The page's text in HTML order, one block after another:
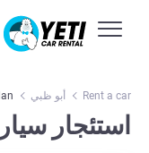
Rent a car أبو ظبي
استئجار